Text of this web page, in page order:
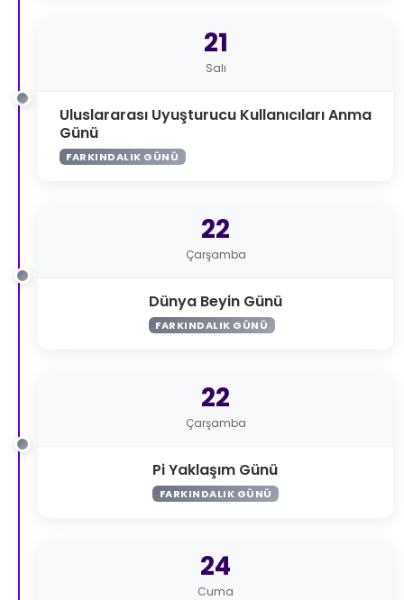
21
Salı
Uluslararası Uyuşturucu Kullanıcıları Anma
Günü
FARKINDALIK GÜNÜ
22
Çarşamba
Dünya Beyin Günü
FARKINDALIK GÜNÜ
22
Çarşamba
Pi Yaklaşım Günü
FARKINDALIK GÜNÜ
24
Cuma